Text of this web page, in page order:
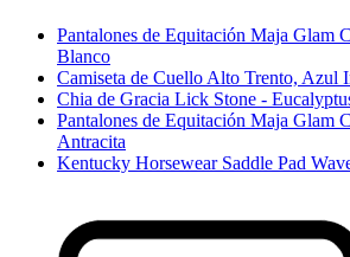
Pantalones de Equitación Maja Glam
Blanco
Camiseta de Cuello Alto Trento, Azul
Chia de Gracia Lick Stone -
Pantalones de Equitación Maja Glam
Antracita
Kentucky Horsewear Saddle Pad